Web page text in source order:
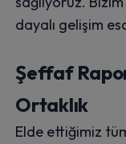
dayalı gelişim
Şeffaf
Ortaklık
Elde ettiğimiz